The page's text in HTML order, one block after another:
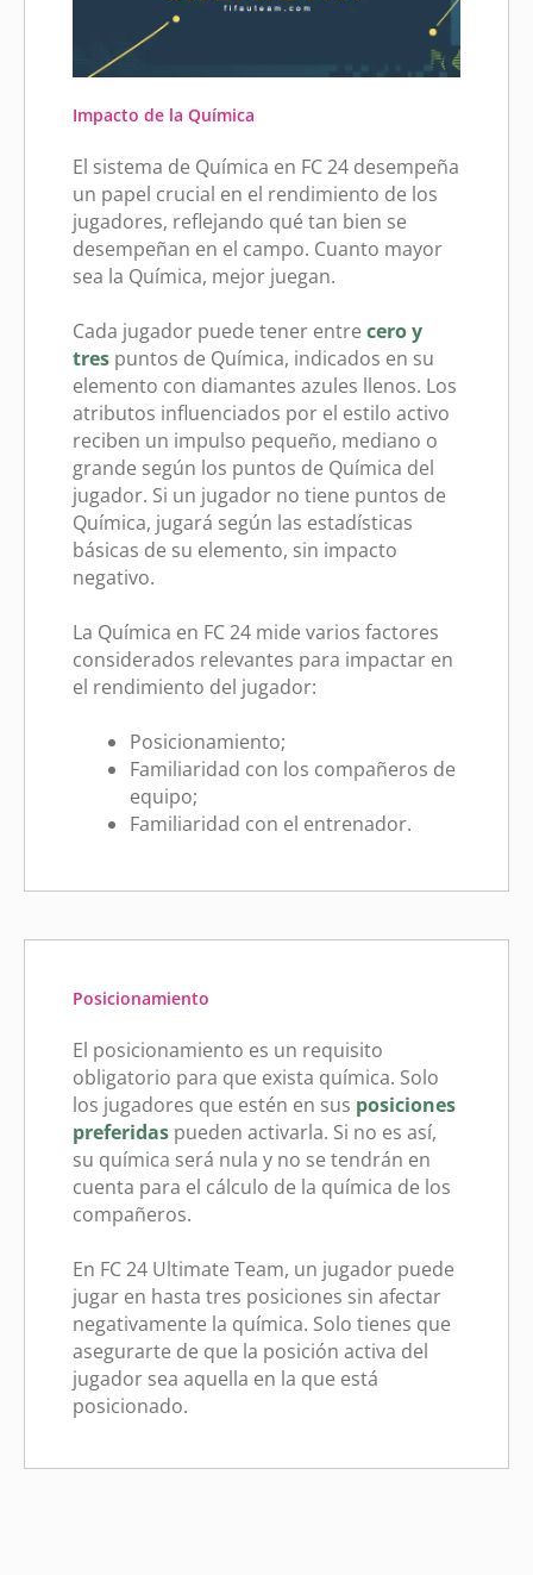
Impacto de la Química
El sistema de Química en FC 24 desempeña
un papel crucial en el rendimiento de los
jugadores, reflejando qué tan bien se
desempeñan en el campo. Cuanto mayor
sea la Química, mejor juegan.
Cada jugador puede tener entre cero y
tres puntos de Química, indicados en su
elemento con diamantes azules llenos. Los
atributos influenciados por el estilo activo
reciben un impulso pequeño, mediano o
grande según los puntos de Química del
jugador. Si un jugador no tiene puntos de
Química, jugará según las estadísticas
básicas de su elemento, sin impacto
negativo.
La Química en FC 24 mide varios factores
considerados relevantes para impactar en
el rendimiento del jugador:
Posicionamiento;
Familiaridad con los compañeros de
equipo;
Familiaridad con el entrenador.
Posicionamiento
El posicionamiento es un requisito
obligatorio para que exista química. Solo
los jugadores que estén en sus posiciones
preferidas pueden activarla. Si no es así,
su química será nula y no se tendrán en
cuenta para el cálculo de la química de los
compañeros.
En FC 24 Ultimate Team, un jugador puede
jugar en hasta tres posiciones sin afectar
negativamente la química. Solo tienes que
asegurarte de que la posición activa del
jugador sea aquella en la que está
posicionado.